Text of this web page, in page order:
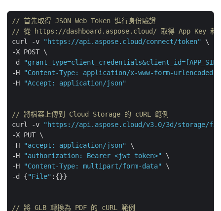
// 首先取得 JSON Web Token 進行身份驗證
// 從 https://dashboard.aspose.cloud/ 取得 App Key 和
curl -v
"https://api.aspose.cloud/connect/token"
\
-X POST \
-d
-H
"Content-Type: application/x-www-form-urlencoded"
-H
"Accept: application/json"
// 將檔案上傳到 Cloud Storage 的 cURL 範例
curl -v
"https://api.aspose.cloud/v3.0/3d/storage/
-X PUT \
-H
"accept: application/json"
\
-H
"authorization: Bearer <jwt token>"
\
-H
"Content-Type: multipart/form-data"
\
-d {"File" :{}}
// 將 GLB 轉換為 PDF 的 cURL 範例